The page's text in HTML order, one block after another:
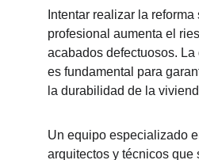
Intentar realizar la
profesional aumenta el
acabados defectuosos.
es fundamental para
la durabilidad de la
Un equipo especializado
arquitectos y técnicos que